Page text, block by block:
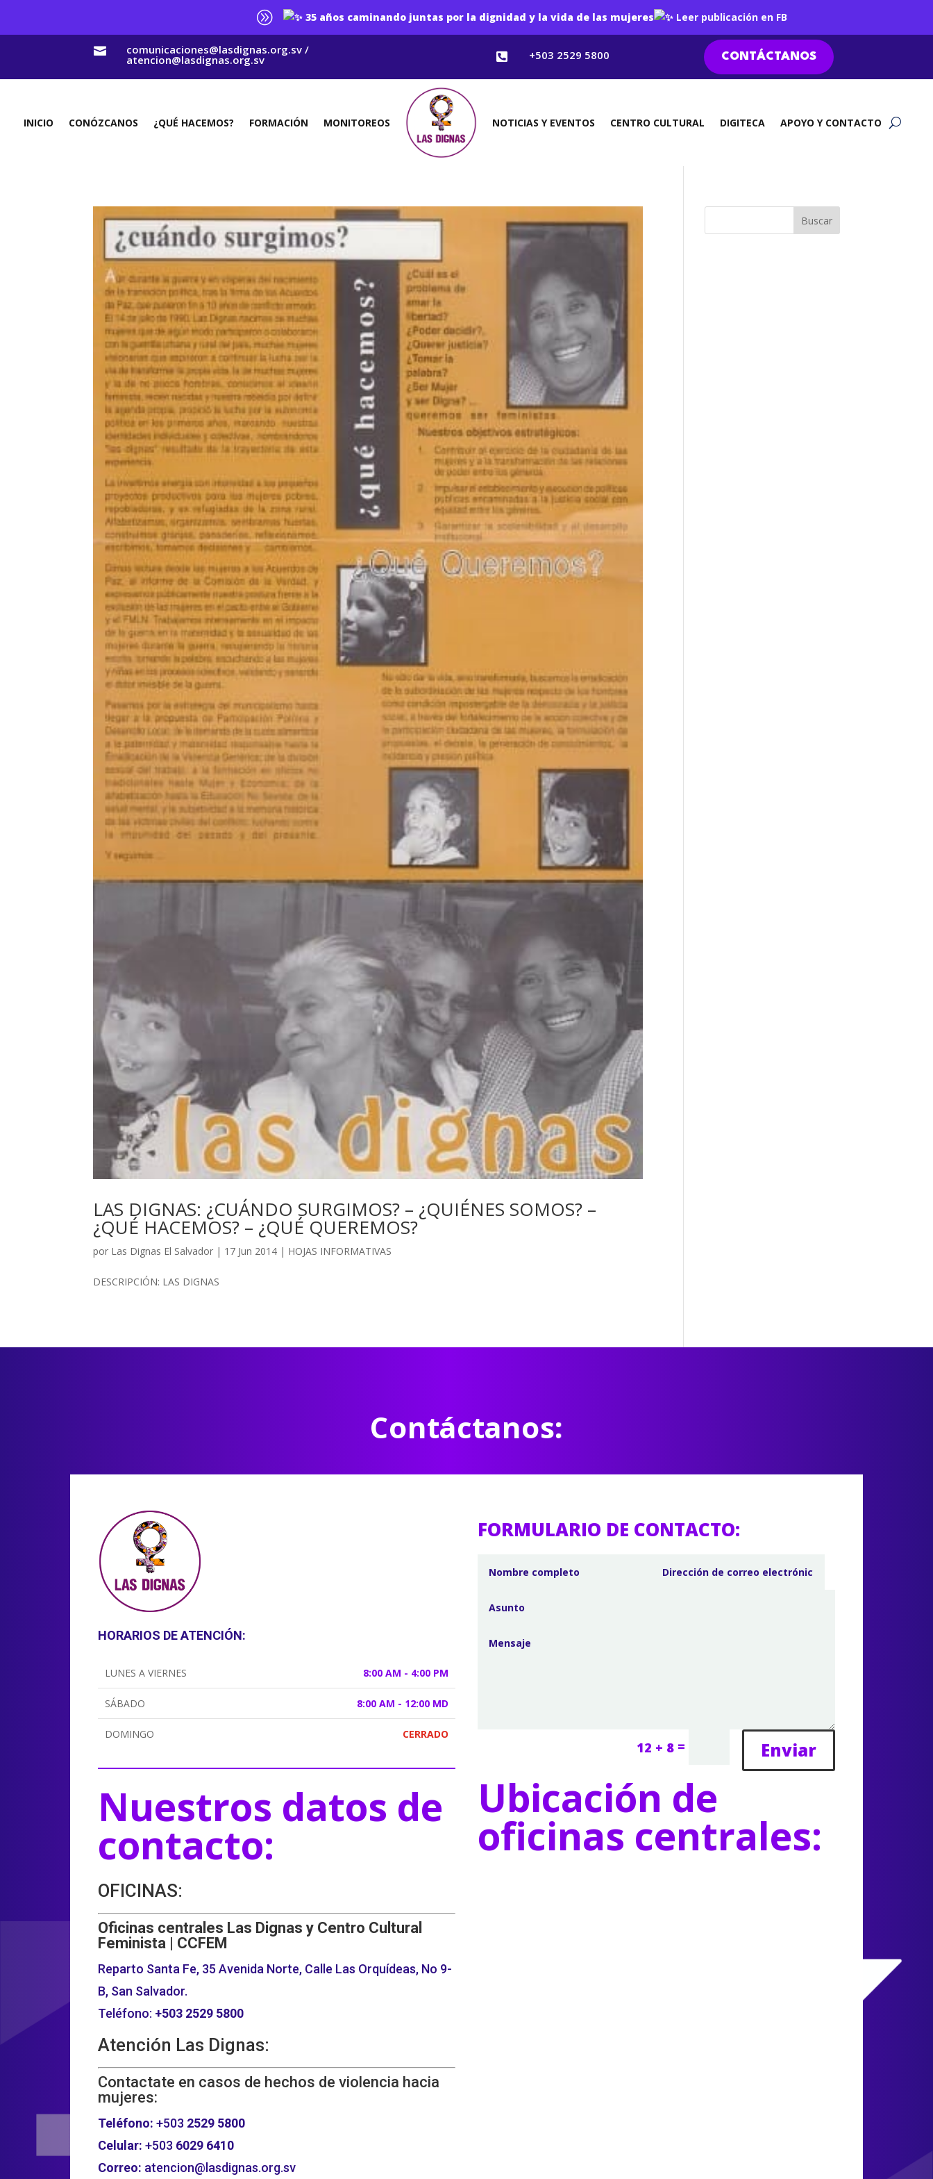
A 35 años caminando juntas por la dignidad y la vida de las mujeres Leer publicación en FB
 comunicaciones@lasdignas.org.sv /
atencion@lasdignas.org.sv  +503 2529 5800 CONTÁCTANOS
INICIO CONÓZCANOS ¿QUÉ HACEMOS? FORMACIÓN MONITOREOS NOTICIAS Y EVENTOS CENTRO CULTURAL DIGITECA APOYO Y CONTACTO
LAS DIGNAS: ¿CUÁNDO SURGIMOS? – ¿QUIÉNES SOMOS? –
¿QUÉ HACEMOS? – ¿QUÉ QUEREMOS?
por Las Dignas El Salvador | 17 Jun 2014 | HOJAS INFORMATIVAS
DESCRIPCIÓN: LAS DIGNAS
Contáctanos:
HORARIOS DE ATENCIÓN:
LUNES A VIERNES 8:00 AM - 4:00 PM
SÁBADO 8:00 AM - 12:00 MD
DOMINGO CERRADO
Nuestros datos de
contacto:
OFICINAS:
Oficinas centrales Las Dignas y Centro Cultural
Feminista | CCFEM
Reparto Santa Fe, 35 Avenida Norte, Calle Las Orquídeas, No 9-
B, San Salvador.
Teléfono: +503 2529 5800
Atención Las Dignas:
Contactate en casos de hechos de violencia hacia
mujeres:
Teléfono: +503 2529 5800
Celular: +503 6029 6410
Correo: atencion@lasdignas.org.sv
FORMULARIO DE CONTACTO:
12 + 8 = Enviar
Ubicación de
oficinas centrales: